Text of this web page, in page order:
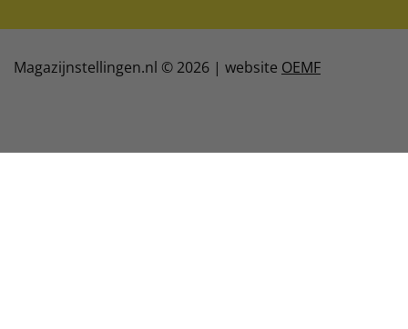
Magazijnstellingen.nl © 2026 | website OEMF